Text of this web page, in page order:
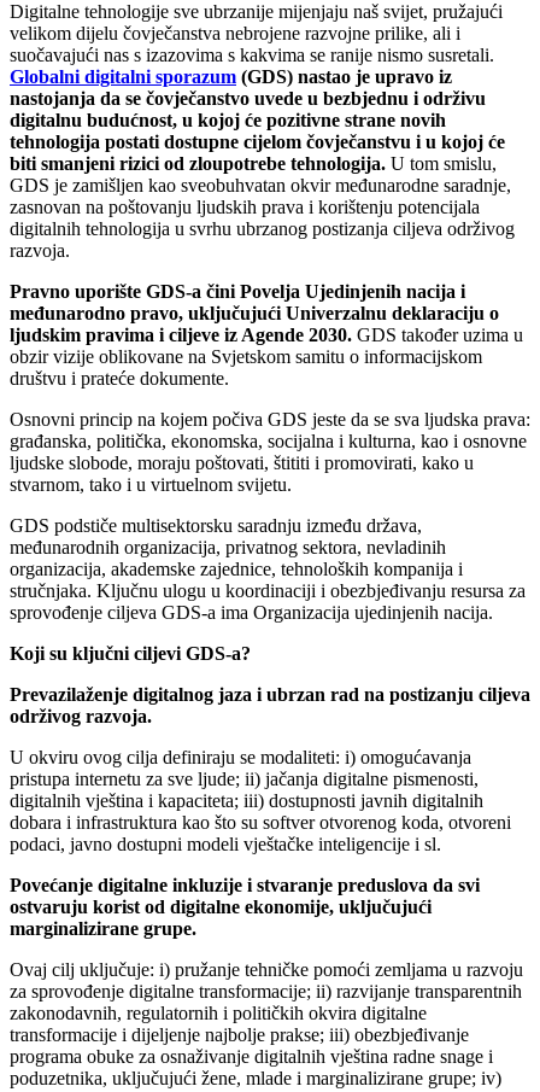
Digitalne tehnologije sve ubrzanije mijenjaju naš svijet, pružajući
velikom dijelu čovječanstva nebrojene razvojne prilike, ali i
suočavajući nas s izazovima s kakvima se ranije nismo susretali.
Globalni digitalni sporazum (GDS) nastao je upravo iz
nastojanja da se čovječanstvo uvede u bezbjednu i održivu
digitalnu budućnost, u kojoj će pozitivne strane novih
tehnologija postati dostupne cijelom čovječanstvu i u kojoj će
biti smanjeni rizici od zloupotrebe tehnologija. U tom smislu,
GDS je zamišljen kao sveobuhvatan okvir međunarodne saradnje,
zasnovan na poštovanju ljudskih prava i korištenju potencijala
digitalnih tehnologija u svrhu ubrzanog postizanja ciljeva održivog
razvoja.
Pravno uporište GDS-a čini Povelja Ujedinjenih nacija i
međunarodno pravo, uključujući Univerzalnu deklaraciju o
ljudskim pravima i ciljeve iz Agende 2030. GDS također uzima u
obzir vizije oblikovane na Svjetskom samitu o informacijskom
društvu i prateće dokumente.
Osnovni princip na kojem počiva GDS jeste da se sva ljudska prava:
građanska, politička, ekonomska, socijalna i kulturna, kao i osnovne
ljudske slobode, moraju poštovati, štititi i promovirati, kako u
stvarnom, tako i u virtuelnom svijetu.
GDS podstiče multisektorsku saradnju između država,
međunarodnih organizacija, privatnog sektora, nevladinih
organizacija, akademske zajednice, tehnoloških kompanija i
stručnjaka. Ključnu ulogu u koordinaciji i obezbjeđivanju resursa za
sprovođenje ciljeva GDS-a ima Organizacija ujedinjenih nacija.
Koji su ključni ciljevi GDS-a?
Prevazilaženje digitalnog jaza i ubrzan rad na postizanju ciljeva
održivog razvoja.
U okviru ovog cilja definiraju se modaliteti: i) omogućavanja
pristupa internetu za sve ljude; ii) jačanja digitalne pismenosti,
digitalnih vještina i kapaciteta; iii) dostupnosti javnih digitalnih
dobara i infrastruktura kao što su softver otvorenog koda, otvoreni
podaci, javno dostupni modeli vještačke inteligencije i sl.
Povećanje digitalne inkluzije i stvaranje preduslova da svi
ostvaruju korist od digitalne ekonomije, uključujući
marginalizirane grupe.
Ovaj cilj uključuje: i) pružanje tehničke pomoći zemljama u razvoju
za sprovođenje digitalne transformacije; ii) razvijanje transparentnih
zakonodavnih, regulatornih i političkih okvira digitalne
transformacije i dijeljenje najbolje prakse; iii) obezbjeđivanje
programa obuke za osnaživanje digitalnih vještina radne snage i
poduzetnika, uključujući žene, mlade i marginalizirane grupe; iv)